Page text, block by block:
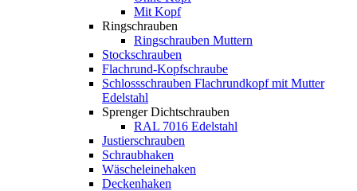
Mit Kopf
Ringschrauben
Ringschrauben Muttern
Stockschrauben
Flachrund-Kopfschraube
Schlossschrauben Flachrundkopf mit Mutter
Edelstahl
Sprenger Dichtschrauben
RAL 7016 Edelstahl
Justierschrauben
Schraubhaken
Wäscheleinehaken
Deckenhaken